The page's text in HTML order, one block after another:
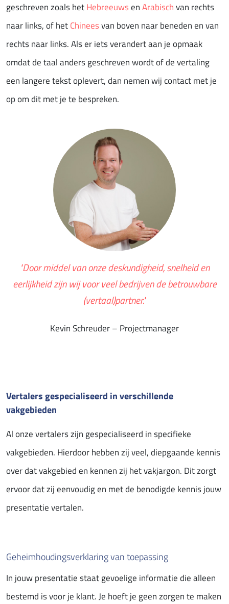
geschreven zoals hetHebreeuwsenArabischvan rechts
naar links, of hetChineesvan boven naar beneden en van
rechts naar links. Als er iets verandert aan je opmaak
omdat de taal anders geschreven wordt of de vertaling
een langere tekst oplevert, dan nemen wij contact met je
op om dit met je te bespreken.
"Door middel van onze deskundigheid, snelheid en
eerlijkheid zijn wij voor veel bedrijven de betrouwbare
(vertaal)partner."
Kevin Schreuder – Projectmanager
Vertalers gespecialiseerd in verschillende
vakgebieden
Al onze vertalers zijn gespecialiseerd in specifieke
vakgebieden. Hierdoor hebben zij veel, diepgaande kennis
over dat vakgebied en kennen zij het vakjargon. Dit zorgt
ervoor dat zij eenvoudig en met de benodigde kennis jouw
presentatie vertalen.
Geheimhoudingsverklaring van toepassing
In jouw presentatie staat gevoelige informatie die alleen
bestemd is voor je klant. Je hoeft je geen zorgen te maken